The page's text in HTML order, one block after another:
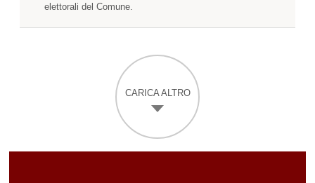
elettorali del Comune.
CARICA ALTRO